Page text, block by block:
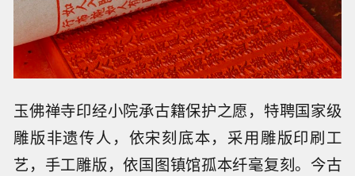
玉佛禅寺印经小院承古籍保护之愿，特聘国家级
雕版非遗传人，依宋刻底本，采用雕版印刷工
艺，手工雕版，依国图镇馆孤本纤毫复刻。今古